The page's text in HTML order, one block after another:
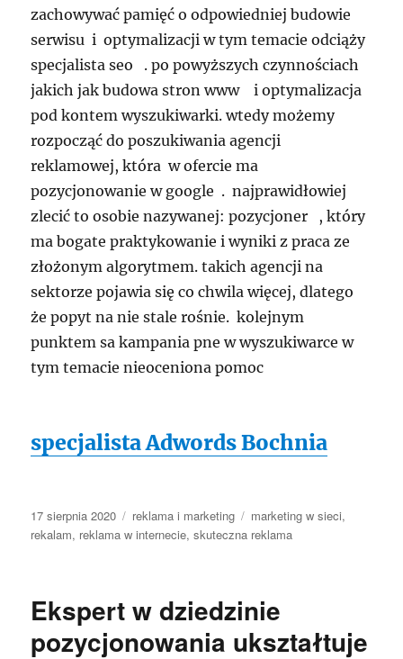
zachowywać pamięć o odpowiedniej budowie
serwisu i optymalizacji w tym temacie odciąży
specjalista seo . po powyższych czynnościach
jakich jak budowa stron www i optymalizacja
pod kontem wyszukiwarki. wtedy możemy
rozpocząć do poszukiwania agencji
reklamowej, która w ofercie ma
pozycjonowanie w google . najprawidłowiej
zlecić to osobie nazywanej: pozycjoner , który
ma bogate praktykowanie i wyniki z praca ze
złożonym algorytmem. takich agencji na
sektorze pojawia się co chwila więcej, dlatego
że popyt na nie stale rośnie. kolejnym
punktem sa kampania pne w wyszukiwarce w
tym temacie nieoceniona pomoc
specjalista Adwords Bochnia
Data
publikacji
17 sierpnia 2020 Kategorie
reklama i marketing Tagi
marketing w sieci,
rekalam, reklama w internecie,skuteczna reklama
Ekspert w dziedzinie
pozycjonowania ukształtuje